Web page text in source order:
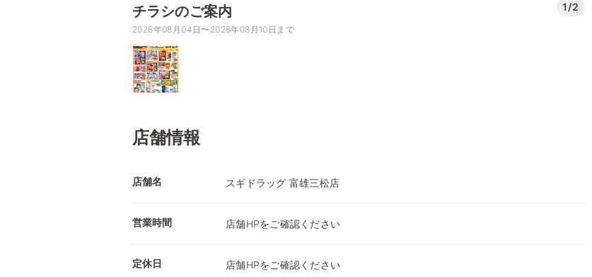
チラシのご案内 1/2
2026年08月04日〜2026年08月10日まで
店舗情報
店舗名 スギドラッグ 富雄三松店
営業時間 店舗HPをご確認ください
定休日 店舗HPをご確認ください